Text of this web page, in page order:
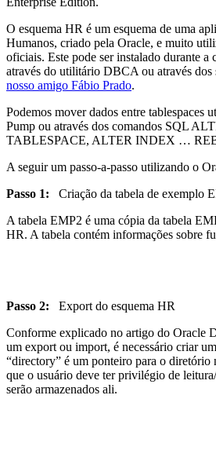
O esquema HR é um esquema de uma
Humanos, criado pela Oracle, e muito
oficiais. Este pode ser instalado durante a
através do utilitário DBCA ou através dos
nosso amigo Fábio Prado.
Podemos mover dados entre tablespaces
Pump ou através dos comandos SQL
TABLESPACE, ALTER INDEX …
A seguir um passo-a-passo utilizando o
Passo 1: Criação da tabela de exemplo
A tabela EMP2 é uma cópia da tabela
HR. A tabela contém informações sobre
Passo 2:
Export do esquema HR
Conforme explicado no artigo do Oracle
um export ou import, é necessário criar
“directory” é um ponteiro para o diretório
que o usuário deve ter privilégio de
serão armazenados ali.